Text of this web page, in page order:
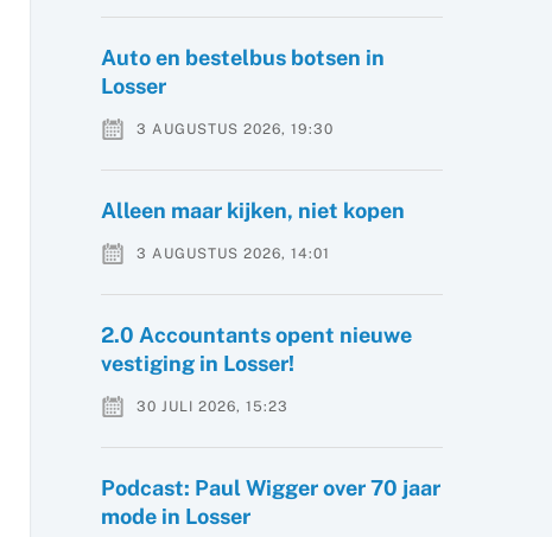
Auto en bestelbus botsen in
Losser
3 AUGUSTUS 2026, 19:30
Alleen maar kijken, niet kopen
3 AUGUSTUS 2026, 14:01
2.0 Accountants opent nieuwe
vestiging in Losser!
30 JULI 2026, 15:23
Podcast: Paul Wigger over 70 jaar
mode in Losser